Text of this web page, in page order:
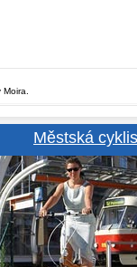
Městská